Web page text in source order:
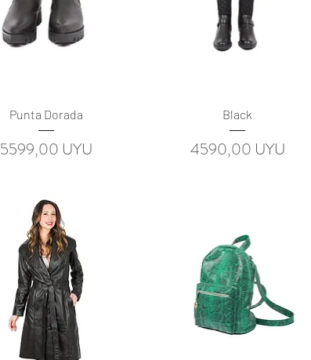
Vista rápida
Punta Dorada
Precio
5599,00 UYU
Vista rápida
Black
Precio
4590,00 UYU